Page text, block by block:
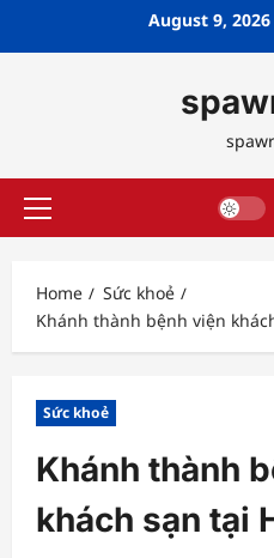
August 9, 2026
Primary
Home
Sức khoẻ
Khánh thành bệnh viện
Sức khoẻ
Khánh thành
khách sạn tại